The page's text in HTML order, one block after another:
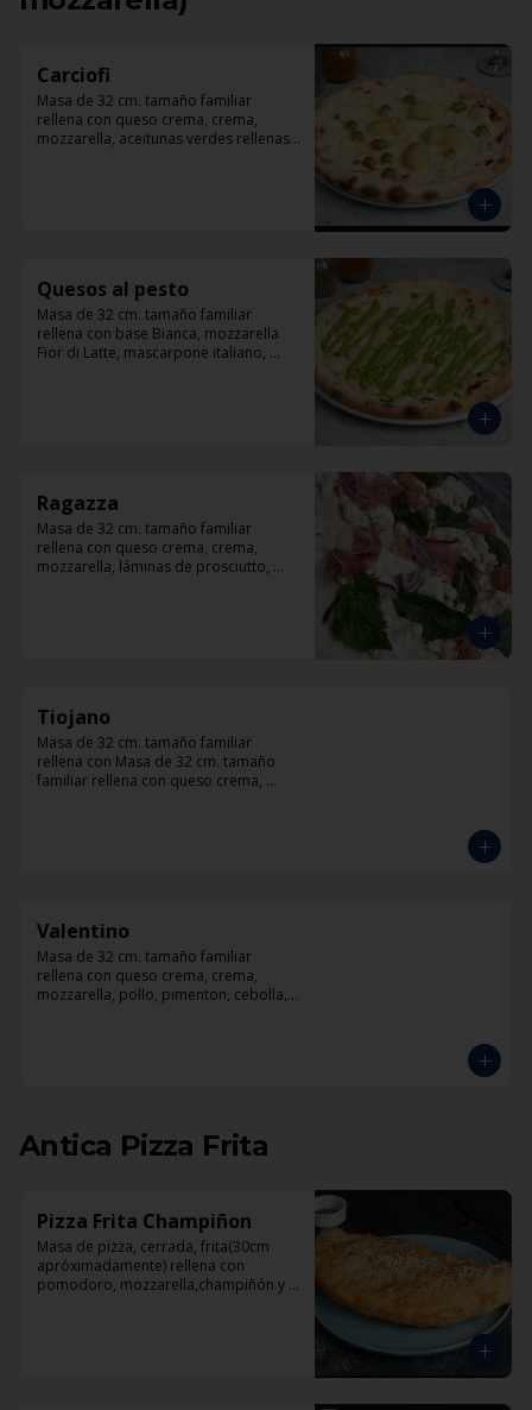
Carciofi
Masa de 32 cm. tamaño familiar
rellena con queso crema, crema,
mozzarella, aceitunas verdes rellenas
Quesos al pesto
Masa de 32 cm. tamaño familiar
rellena con base Bianca, mozzarella
Fior di Latte, mascarpone italiano,
Ragazza
Masa de 32 cm. tamaño familiar
rellena con queso crema, crema,
mozzarella, láminas de prosciutto,
Tiojano
Masa de 32 cm. tamaño familiar
rellena con Masa de 32 cm. tamaño
familiar rellena con queso crema,
Valentino
Masa de 32 cm. tamaño familiar
rellena con queso crema, crema,
mozzarella, pollo, pimenton, cebolla,
Antica Pizza Frita
Pizza Frita Champiñon
Masa de pizza, cerrada, frita(30cm
apróximadamente) rellena con
pomodoro, mozzarella,champiñón y